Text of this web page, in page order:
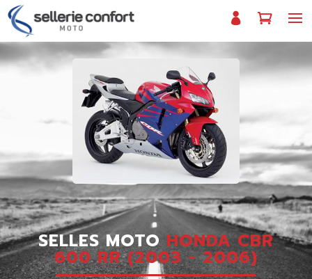
SELLES MOTOHONDA CBR
600 RR (2003 - 2006)